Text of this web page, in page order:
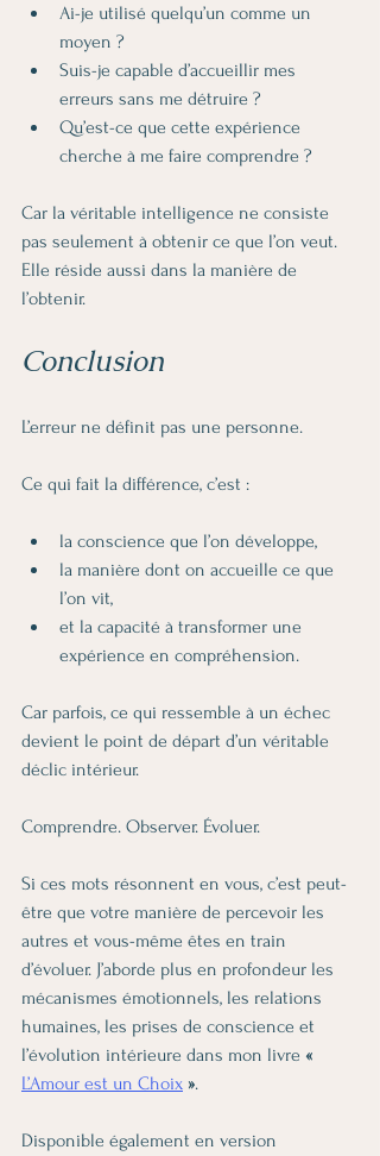
Ai-je utilisé quelqu’un comme un
moyen ?
Suis-je capable d’accueillir mes
erreurs sans me détruire ?
Qu’est-ce que cette expérience
cherche à me faire comprendre ?
Car la véritable intelligence ne consiste
pas seulement à obtenir ce que l’on veut.
Elle réside aussi dans la manière de
l’obtenir.
Conclusion
L’erreur ne définit pas une personne.
Ce qui fait la différence, c’est :
la conscience que l’on développe,
la manière dont on accueille ce que
l’on vit,
et la capacité à transformer une
expérience en compréhension.
Car parfois, ce qui ressemble à un échec
devient le point de départ d’un véritable
déclic intérieur.
Comprendre. Observer. Évoluer.
Si ces mots résonnent en vous, c’est peut-
être que votre manière de percevoir les
autres et vous-même êtes en train
d’évoluer. J’aborde plus en profondeur les
mécanismes émotionnels, les relations
humaines, les prises de conscience et
l’évolution intérieure dans mon livre «
L’Amour est un Choix ».
Disponible également en version